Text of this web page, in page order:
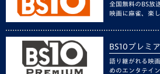
全国無料のBS放
映画に麻雀、楽
BS10プレミ
語り継がれる映
めのエンタテイ